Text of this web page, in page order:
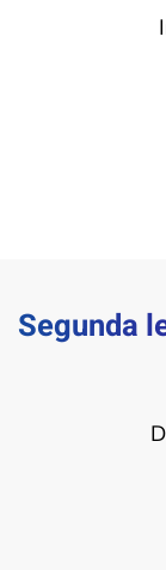
Segunda